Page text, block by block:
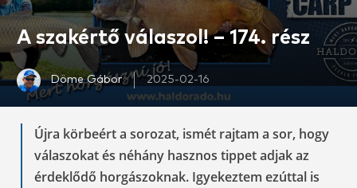
A szakértő válaszol! – 174. rész
Döme Gábor 2025-02-16
Újra körbeért a sorozat, ismét rajtam a sor, hogy
válaszokat és néhány hasznos tippet adjak az
érdeklődő horgászoknak. Igyekeztem ezúttal is